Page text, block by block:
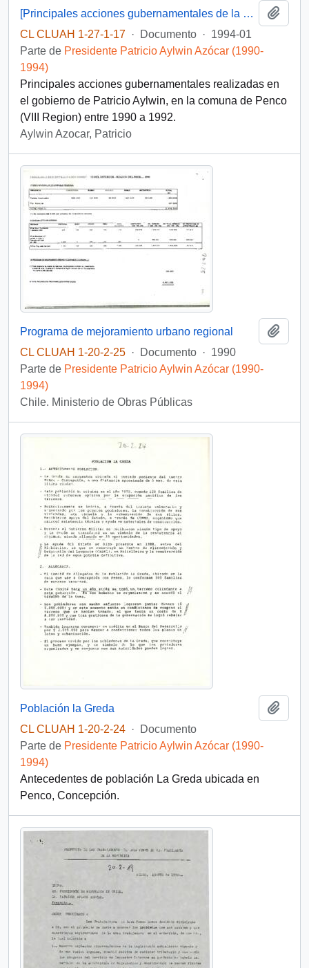
[Principales acciones gubernamentales de la comuna de Penco]
CL CLUAH 1-27-1-17 · Documento · 1994-01
Parte de Presidente Patricio Aylwin Azócar (1990-
1994)
Principales acciones gubernamentales realizadas en
el gobierno de Patricio Aylwin, en la comuna de Penco
(VIII Region) entre 1990 a 1992.
Aylwin Azocar, Patricio
Programa de mejoramiento urbano regional
CL CLUAH 1-20-2-25 · Documento · 1990
Parte de Presidente Patricio Aylwin Azócar (1990-
1994)
Chile. Ministerio de Obras Públicas
Población la Greda
CL CLUAH 1-20-2-24 ·
Documento
Parte de Presidente Patricio Aylwin Azócar (1990-
1994)
Antecedentes de población La Greda ubicada en
Penco, Concepción.